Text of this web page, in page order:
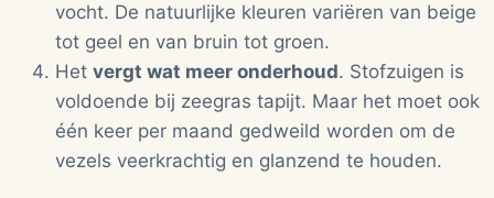
vocht. De natuurlijke kleuren variëren van beige
tot geel en van bruin tot groen.
Het vergt wat meer onderhoud. Stofzuigen is
voldoende bij zeegras tapijt. Maar het moet ook
één keer per maand gedweild worden om de
vezels veerkrachtig en glanzend te houden.